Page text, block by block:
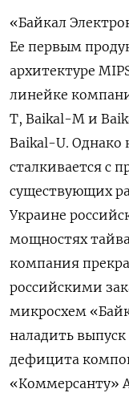
«Байкал
Ее первым
архитектуре
линейке
T, Baikal-M и
Baikal-U.
сталкивается с
существующих
Украине
мощностях
компания
российскими
микросхем
наладить
дефицита
«Коммерсанту»